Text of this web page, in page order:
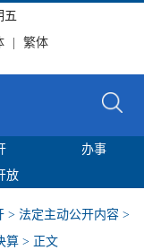
五
繁体
办事
放
> 法定主动公开内容 >
算 > 正文